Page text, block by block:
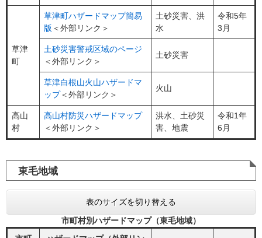
草津
町
​草津町ハザードマップ簡易
版 ＜外部リンク＞
土砂災害、洪
水
令和5年
3月
土砂災害警戒区域のページ
＜外部リンク＞
土砂災害
草津白根山火山ハザードマ
ップ＜外部リンク＞
火山
高山
村
高山村防災ハザードマップ
＜外部リンク＞
洪水、土砂災
害、地震
令和1年
6月
東毛地域
表のサイズを切り替える
市町村別ハザードマップ（東毛地域）